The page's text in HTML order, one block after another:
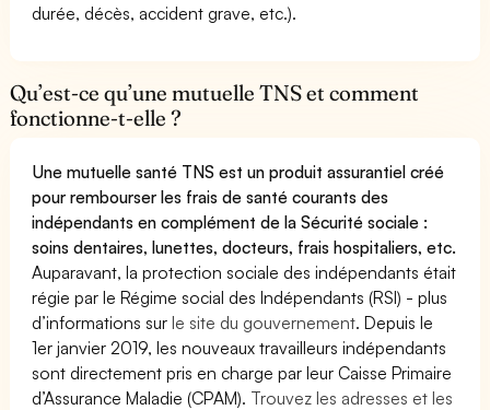
durée, décès, accident grave, etc.).
Qu’est-ce qu’une mutuelle TNS et comment
fonctionne-t-elle ?
Une mutuelle santé TNS est un produit assurantiel créé
pour rembourser les frais de santé courants des
indépendants en complément de la Sécurité sociale :
soins dentaires, lunettes, docteurs, frais hospitaliers, etc.
Auparavant, la protection sociale des indépendants était
régie par le Régime social des Indépendants (RSI) - plus
d’informations surle site du gouvernement. Depuis le
1er janvier 2019, les nouveaux travailleurs indépendants
sont directement pris en charge par leur Caisse Primaire
d’Assurance Maladie (CPAM). Trouvez les adresses et les